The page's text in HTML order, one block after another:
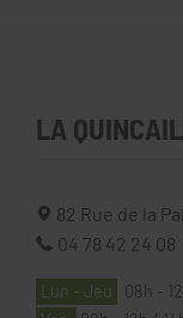
LA
82 Rue de la
04 78 42 24 08
Lun - Jeu